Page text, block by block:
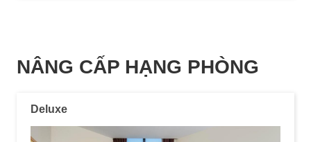
NÂNG CẤP HẠNG PHÒNG
Deluxe